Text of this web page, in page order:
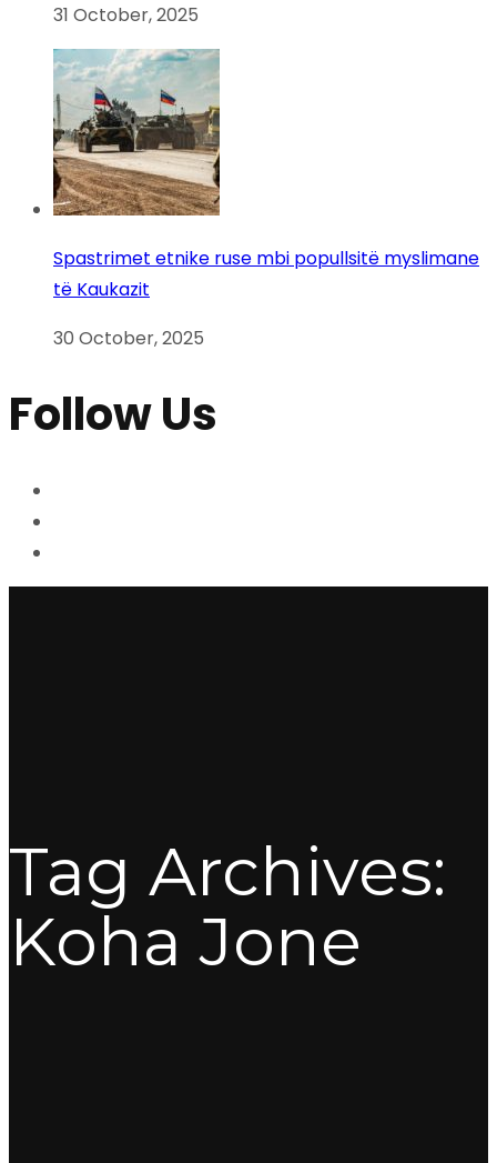
31 October, 2025
Spastrimet etnike ruse mbi popullsitë myslimane
të Kaukazit
30 October, 2025
Follow Us
Tag Archives:
Koha Jone